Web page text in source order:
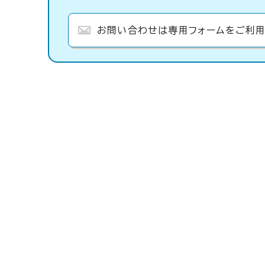
お問い合わせは専用フォームをご利用